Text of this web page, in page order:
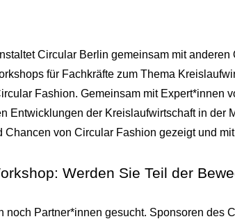
Circular Berlin gemeinsam mit
für Fachkräfte zum Thema
Fashion. Gemeinsam mit Expert*innen
Entwicklungen der Kreislaufwirtschaft in
Chancen von Circular Fashion gezeigt und
Werden Sie Teil der
noch Partner*innen gesucht. Sponsoren